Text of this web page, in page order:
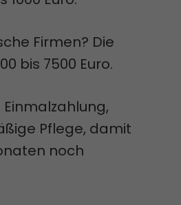
Firmen? Die
bis 7500 Euro.
Pflege, damit
noch